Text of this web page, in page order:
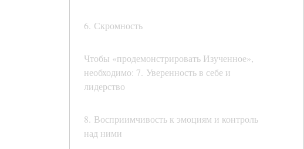
6. Скромность
Чтобы «продемонстрировать Изученное»,
необходимо: 7. Уверенность в себе и
лидерство
8. Восприимчивость к эмоциям и контроль
над ними